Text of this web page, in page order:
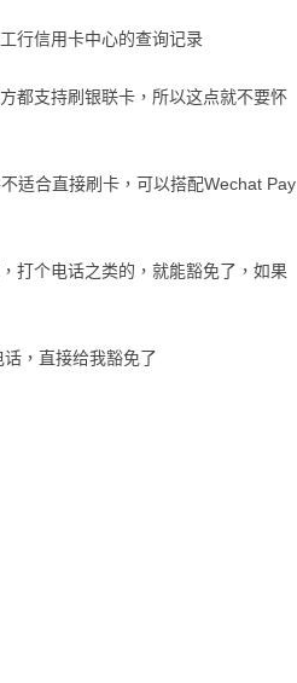
行信用卡中心的查询记录
都支持刷银联卡，所以这点就不要怀
适合直接刷卡，可以搭配Wechat Pay
打个电话之类的，就能豁免了，如果
，直接给我豁免了